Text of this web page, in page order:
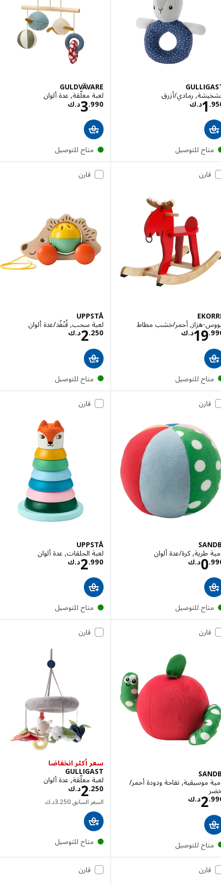
رمادي/أزرق
د.ك1. السعر د.ك 1.950
للتوصيل
GULDVÄVARE
لعبة معلّقة, عدة ألوان
د.ك3.990 السعر د.ك 3.990
متاح للتوصيل
قارن
هزاز, أحمر/خشب مطاط
د.ك19. السعر د.ك 19.990
للتوصيل
قارن
UPPSTÅ
لعبة سحب, قُنْفُد/عدة ألوان
د.ك2.250 السعر د.ك 2.250
متاح للتوصيل
قارن
طرية, كرة/عدة ألوان
د.ك0. السعر د.ك 0.990
للتوصيل
قارن
UPPSTÅ
لعبة الحلقات, عدة ألوان
د.ك2.990 السعر د.ك 2.990
متاح للتوصيل
قارن
موسيقية, تفاحة ودودة أحمر/
د.ك2. السعر د.ك 2.990
للتوصيل
قارن
سعر أكثر انخفاضا
GULLIGAST
لعبة معلّقة, عدة ألوان
د.ك2.250 السعر د.ك 2.250
السعر السابق د.ك3.250 السعر السابق د.ك 3.250
متاح للتوصيل
قارن قارن